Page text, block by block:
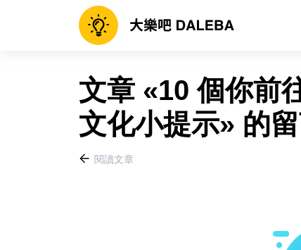
文章 «10 個你前
文化小提示» 的
閱讀文章